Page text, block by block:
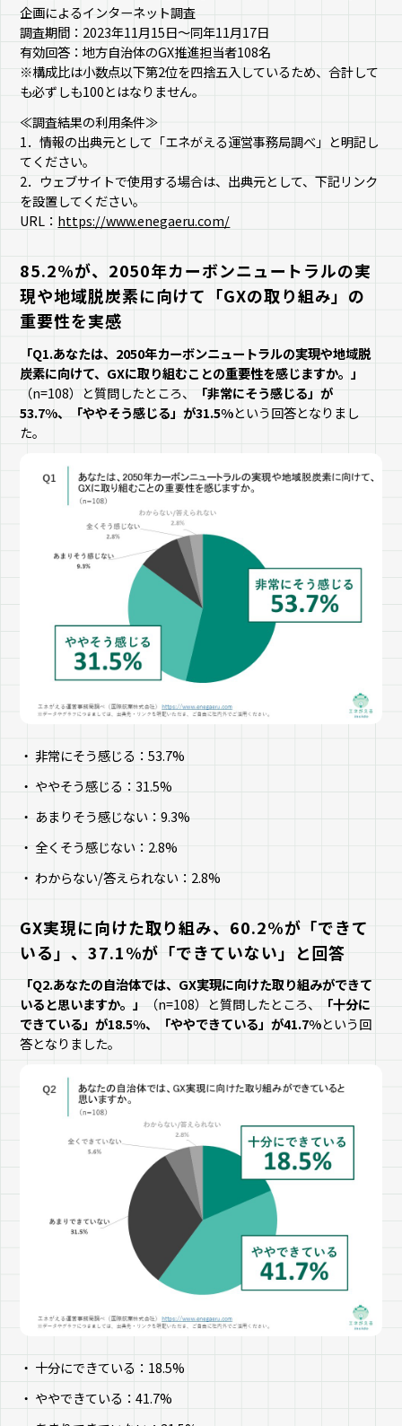
企画によるインターネット調査
調査期間：2023年11月15日〜同年11月17日
有効回答：地方自治体のGX推進担当者108名
※構成比は小数点以下第2位を四捨五入しているため、合計して
も必ずしも100とはなりません。
≪調査結果の利用条件≫
1．情報の出典元として「エネがえる運営事務局調べ」と明記し
てください。
2．ウェブサイトで使用する場合は、出典元として、下記リンク
を設置してください。
URL： https://www.enegaeru.com/
85.2%が、2050年カーボンニュートラルの実
現や地域脱炭素に向けて「GXの取り組み」の
重要性を実感
「Q1.あなたは、2050年カーボンニュートラルの実現や地域脱
炭素に向けて、GXに取り組むことの重要性を感じますか。」
（n=108）と質問したところ、
「非常にそう感じる」が
53.7%、「ややそう感じる」が31.5%という回答となりまし
た。
非常にそう感じる：53.7%
ややそう感じる：31.5%
あまりそう感じない：9.3%
全くそう感じない：2.8%
わからない/答えられない：2.8%
GX実現に向けた取り組み、60.2%が「できて
いる」、37.1%が「できていない」と回答
「Q2.あなたの自治体では、GX実現に向けた取り組みができて
いると思いますか。」
（n=108）と質問したところ、
「十分に
できている」が18.5%、「ややできている」が41.7%という回
答となりました。
十分にできている：18.5%
ややできている：41.7%